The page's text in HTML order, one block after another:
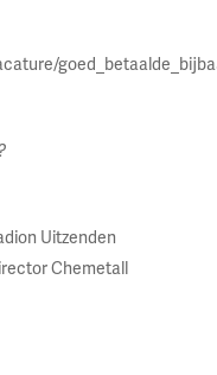
Uitzenden
Chemetall